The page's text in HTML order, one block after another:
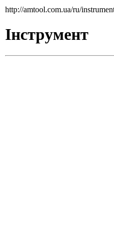
http://amtool.com.ua/ru/
Інструмент